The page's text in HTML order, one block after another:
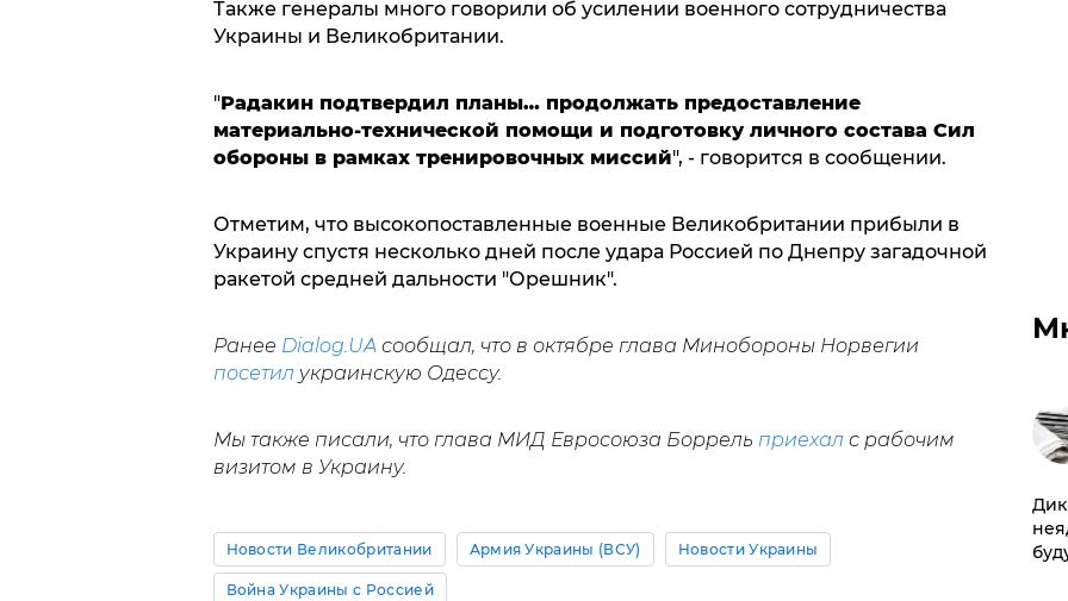
Также генералы много говорили об усилении военного сотрудничества
Украины и Великобритании.
"Радакин подтвердил планы… продолжать предоставление
материально-технической помощи и подготовку личного состава Сил
обороны в рамках тренировочных миссий", - говорится в сообщении.
Отметим, что высокопоставленные военные Великобритании прибыли в
Украину спустя несколько дней после удара Россией по Днепру загадочной
ракетой средней дальности "Орешник".
Ранее Dialog.UAсообщал, что в октябре глава Минобороны Норвегии
посетил украинскую Одессу.
Мы также писали, что глава МИД Евросоюза Боррель приехал с рабочим
визитом в Украину.
Новости Великобритании Армия Украины (ВСУ) Новости Украины
Война Украины с Россией